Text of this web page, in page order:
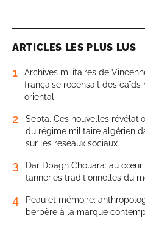
ARTICLES LES PLUS LUS
1
Archives militaires de
française recensait des caïds
oriental
2
Sebta. Ces nouvelles
du régime militaire algérien
sur les réseaux sociaux
3
Dar Dbagh Chouara: au cœur
tanneries traditionnelles du
4
Peau et mémoire:
berbère à la marque